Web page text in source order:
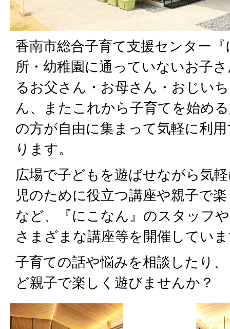
香南市総合子育て支援センター
所・幼稚園に通っていないお子
るお父さん・お母さん・おじい
ん、またこれから子育てを始め
の方が自由に集まって気軽に利
ります。
広場で子どもを遊ばせながら気
児のために役立つ講座や親子で
など、『にこなん』のスタッフ
さまざまな講座等を開催してい
子育ての話や悩みを相談したり
ど親子で楽しく遊びませんか？